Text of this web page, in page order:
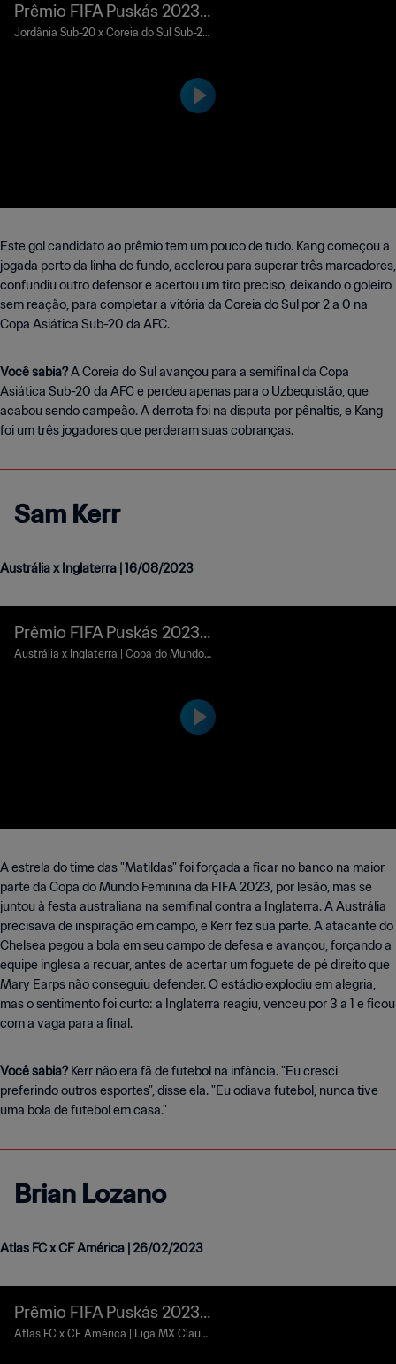
Prêmio FIFA Puskás 2023 |
Seong-jin Kang
Jordânia Sub-20 x Coreia do Sul Sub-20
Este gol candidato ao prêmio tem um pouco de tudo. Kang começou a
jogada perto da linha de fundo, acelerou para superar três marcadores,
confundiu outro defensor e acertou um tiro preciso, deixando o goleiro
sem reação, para completar a vitória da Coreia do Sul por 2 a 0 na
Copa Asiática Sub-20 da AFC.
Você sabia?A Coreia do Sul avançou para a semifinal da Copa
Asiática Sub-20 da AFC e perdeu apenas para o Uzbequistão, que
acabou sendo campeão. A derrota foi na disputa por pênaltis, e Kang
foi um três jogadores que perderam suas cobranças.
Sam Kerr
Austrália x Inglaterra | 16/08/2023
Prêmio FIFA Puskás 2023 |
Sam Kerr
Austrália x Inglaterra | Copa do Mundo F
A estrela do time das "Matildas" foi forçada a ficar no banco na maior
parte da Copa do Mundo Feminina da FIFA 2023, por lesão, mas se
juntou à festa australiana na semifinal contra a Inglaterra. A Austrália
precisava de inspiração em campo, e Kerr fez sua parte. A atacante do
Chelsea pegou a bola em seu campo de defesa e avançou, forçando a
equipe inglesa a recuar, antes de acertar um foguete de pé direito que
Mary Earps não conseguiu defender. O estádio explodiu em alegria,
mas o sentimento foi curto: a Inglaterra reagiu, venceu por 3 a 1 e ficou
com a vaga para a final.
Você sabia? Kerr não era fã de futebol na infância. "Eu cresci
preferindo outros esportes", disse ela. "Eu odiava futebol, nunca tive
uma bola de futebol em casa."
Brian Lozano
Atlas FC x CF América | 26/02/2023
Prêmio FIFA Puskás 2023 |
Brian Lozano
Atlas FC x CF América | Liga MX Clausu